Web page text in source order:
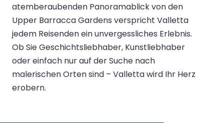
atemberaubenden Panoramablick von den
Upper Barracca Gardens verspricht Valletta
jedem Reisenden ein unvergessliches Erlebnis.
Ob Sie Geschichtsliebhaber, Kunstliebhaber
oder einfach nur auf der Suche nach
malerischen Orten sind – Valletta wird Ihr Herz
erobern.